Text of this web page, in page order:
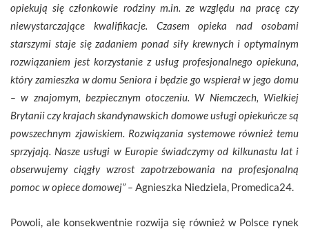
opiekują się członkowie rodziny m.in. ze względu na pracę czy
niewystarczające kwalifikacje. Czasem opieka nad osobami
starszymi staje się zadaniem ponad siły krewnych i optymalnym
rozwiązaniem jest korzystanie z usług profesjonalnego opiekuna,
który zamieszka w domu Seniora i będzie go wspierał w jego domu
– w znajomym, bezpiecznym otoczeniu. W Niemczech, Wielkiej
Brytanii czy krajach skandynawskich domowe usługi opiekuńcze są
powszechnym zjawiskiem. Rozwiązania systemowe również temu
sprzyjają. Nasze usługi w Europie świadczymy od kilkunastu lat i
obserwujemy ciągły wzrost zapotrzebowania na profesjonalną
pomoc w opiece domowej” – Agnieszka Niedziela, Promedica24.
Powoli, ale konsekwentnie rozwija się również w Polsce rynek